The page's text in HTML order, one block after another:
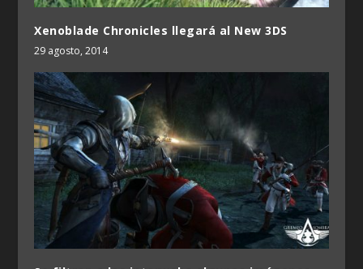
Xenoblade Chronicles llegará al New 3DS
29 agosto, 2014